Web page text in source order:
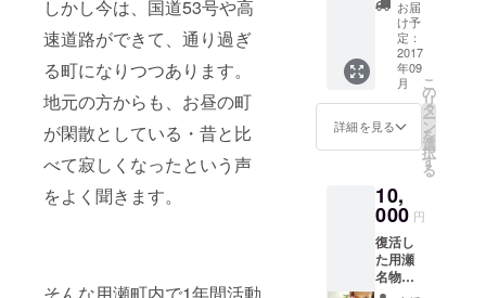
しかし今は、国道53号や高
速道路ができて、通り過ぎ
る町になりつつあります。
地元の方からも、お昼の町
が閑散としている・昔と比
べて寂しくなったという声
をよく聞きます。
の指定
はでき
ませ
ん。
る、自
家焙煎
燕珈琲×
川の
hotori用
瀬 オ
リジナ
ルブレ
ンド” 珈
””お礼
の絵は
枚”も送
付させ
ていた
と民泊
もちが
せ暮ら
しの旅
人 宿
泊割引
券２０
内で
オー
ダー靴
を作成
してお
られる
を、ぜ
ひ最初
にお召
し上が
り頂き
たく引
換券を
お送り
させて
きま
す。 川
のhotori
用瀬
『感謝
の宴 (飲
お届
け予
定：
2017
年09
月
詳細を見る
こ
の
リ
タ
ー
ン
を
選
択
す
る
10,
000 円
復活し
た用瀬
名物
『アン